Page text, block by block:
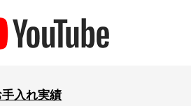
手入れ実績